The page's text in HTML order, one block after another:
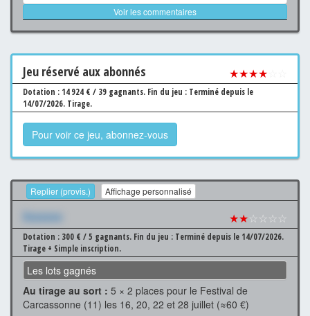
Voir les commentaires
Jeu réservé aux abonnés ★★★★
Dotation : 14 924 € / 39 gagnants. Fin du jeu : Terminé depuis le
14/07/2026. Tirage.
Pour voir ce jeu, abonnez-vous
Replier (provis.) Affichage personnalisé
Xxxxxxx ★★☆☆☆☆
Dotation : 300 € / 5 gagnants. Fin du jeu : Terminé depuis le 14/07/2026.
Tirage + Simple inscription.
Les lots gagnés
Au tirage au sort : 5 × 2 places pour le Festival de
Carcassonne (11) les 16, 20, 22 et 28 juillet (≈60 €)